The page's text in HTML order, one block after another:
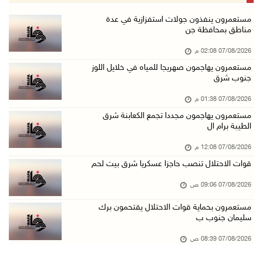
الذهب يتجه لأفضل أداء أسبوعي منذ كانون الثاني
قوات الاحتلال تنصب حاجزا عسكريا شرق بيت لحم
مستعمرون بحماية قوات الاحتلال يقتحمون برك سلي ...
الاحتلال يقتحم بلدة طمون جنوب طوباس
07/آب/2026 08:24 ص
محافظة القدس: انسحاب قوات الاحتلال من مخيم قل ...
07/آب/2026 08:23 ص
الطقس: أجواء صافية صيفية والحرارة حول معدلها ...
07/آب/2026 08:15 ص
تواصل انتهاكات الاحتلال والمستعمرين: اعتقالات ...
مستعمرون ينفذون جولات استفزازية في عدة
مناطق بمحافظة جن
07/08/2026 02:08 م
مستعمرون يهاجمون صهريجا للمياه في خلايل اللوز
جنوب شرق
07/08/2026 01:38 م
مستعمرون يهاجمون مجددا تجمع الكعابنة شرق
الطيبة برام ال
07/08/2026 12:08 م
قوات الاحتلال تنصب حاجزا عسكريا شرق بيت لحم
07/08/2026 09:06 ص
مستعمرون بحماية قوات الاحتلال يقتحمون برك
سليمان جنوب ب
07/08/2026 08:39 ص